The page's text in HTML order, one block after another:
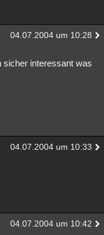
04.07.2004 um 10:28
sicher interessant was
04.07.2004 um 10:33
04.07.2004 um 10:42